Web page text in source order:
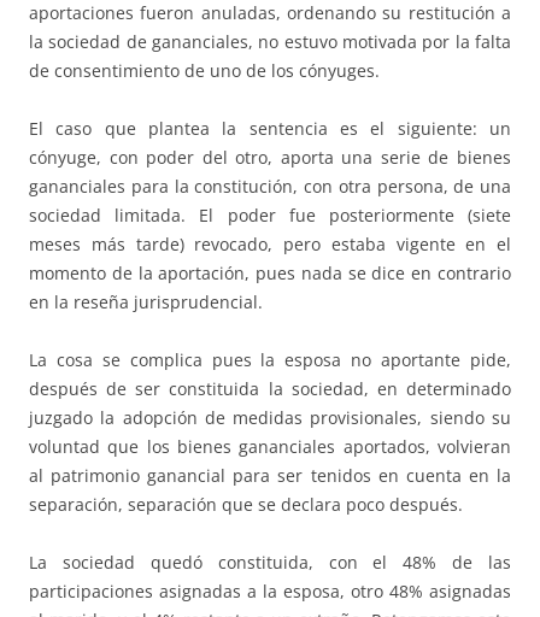
aportaciones fueron anuladas, ordenando su restitución a
la sociedad de gananciales, no estuvo motivada por la falta
de consentimiento de uno de los cónyuges.
El caso que plantea la sentencia es el siguiente: un
cónyuge, con poder del otro, aporta una serie de bienes
gananciales para la constitución, con otra persona, de una
sociedad limitada. El poder fue posteriormente (siete
meses más tarde) revocado, pero estaba vigente en el
momento de la aportación, pues nada se dice en contrario
en la reseña jurisprudencial.
La cosa se complica pues la esposa no aportante pide,
después de ser constituida la sociedad, en determinado
juzgado la adopción de medidas provisionales, siendo su
voluntad que los bienes gananciales aportados, volvieran
al patrimonio ganancial para ser tenidos en cuenta en la
separación, separación que se declara poco después.
La sociedad quedó constituida, con el 48% de las
participaciones asignadas a la esposa, otro 48% asignadas